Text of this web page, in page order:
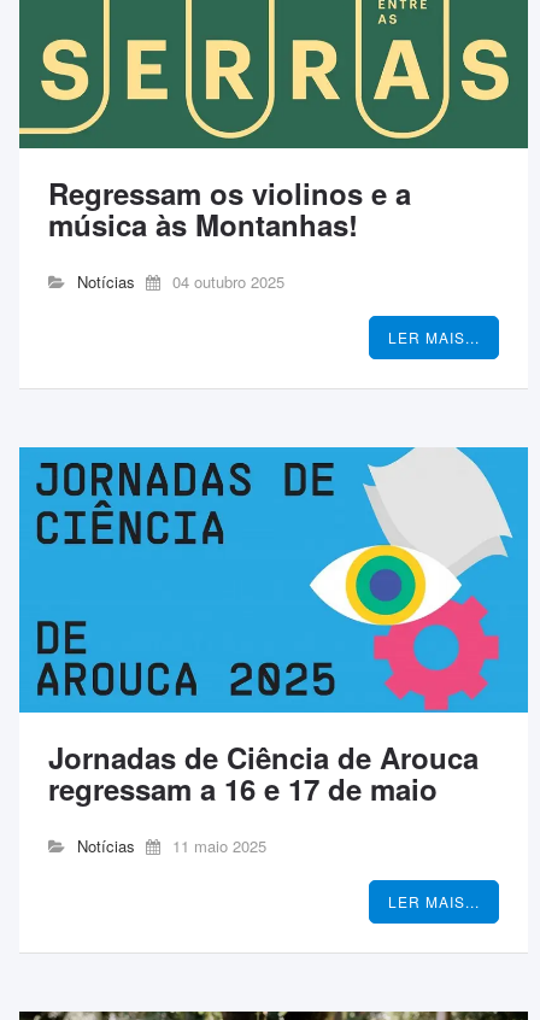
Regressam os violinos e a
música às Montanhas!
Notícias 04 outubro 2025
LER MAIS...
Jornadas de Ciência de Arouca
regressam a 16 e 17 de maio
Notícias 11 maio 2025
LER MAIS...